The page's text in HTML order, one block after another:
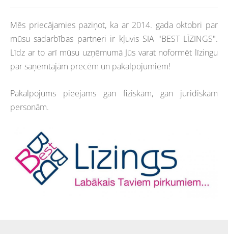
Mēs priecājamies paziņot, ka ar 2014. gada oktobri par
mūsu sadarbības partneri ir kļuvis SIA "BEST LĪZINGS".
Līdz ar to arī mūsu uzņēmumā Jūs varat noformēt līzingu
par saņemtajām precēm un pakalpojumiem!
Pakalpojums pieejams gan fiziskām, gan juridiskām
personām.